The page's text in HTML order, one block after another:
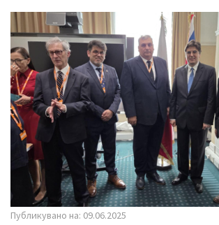
a
v
i
g
a
i
n
Публикувано на: 09.06.2025